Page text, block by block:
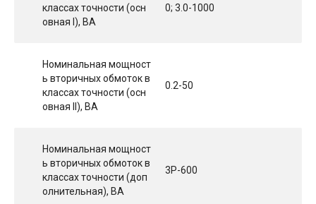
классах точности (осн
овная I), ВА
0; 3.0-1000
Номинальная мощност
ь вторичных обмоток в
классах точности (осн
овная II), ВА
0.2-50
Номинальная мощност
ь вторичных обмоток в
классах точности (доп
олнительная), ВА
3Р-600